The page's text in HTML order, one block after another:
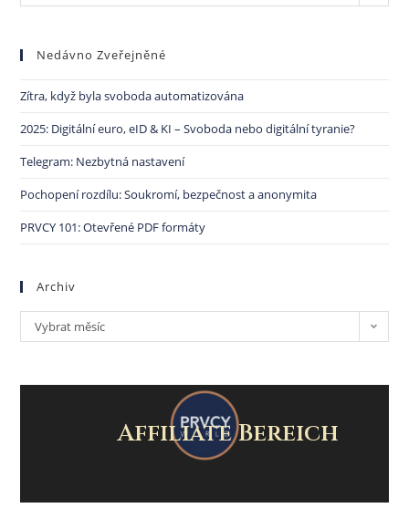
Nedávno Zveřejněné
Zítra, když byla svoboda automatizována
2025: Digitální euro, eID & KI – Svoboda nebo digitální tyranie?
Telegram: Nezbytná nastavení
Pochopení rozdílu: Soukromí, bezpečnost a anonymita
PRVCY 101: Otevřené PDF formáty
Archiv
Vybrat měsíc
Affiliate Bereich